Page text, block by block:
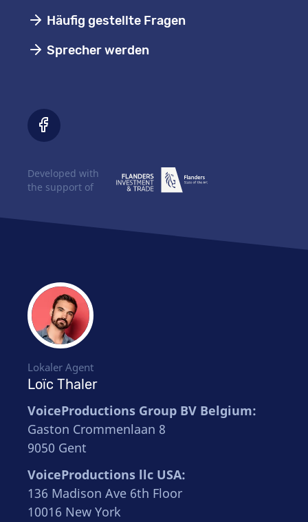
Häufig gestellte Fragen
Sprecher werden
Lokaler Agent
Loïc Thaler
VoiceProductions Group BV Belgium:
Gaston Crommenlaan 8
9050 Gent
VoiceProductions llc USA:
136 Madison Ave 6th Floor
10016 New York
Developed with
the support of